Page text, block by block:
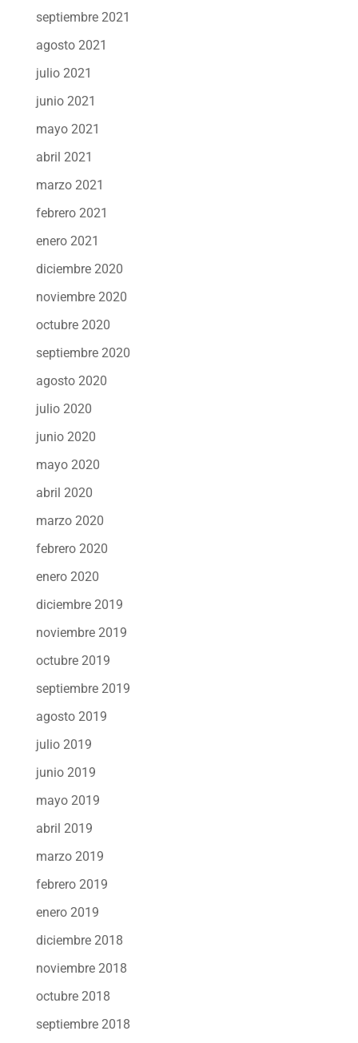
septiembre 2021
agosto 2021
julio 2021
junio 2021
mayo 2021
abril 2021
marzo 2021
febrero 2021
enero 2021
diciembre 2020
noviembre 2020
octubre 2020
septiembre 2020
agosto 2020
julio 2020
junio 2020
mayo 2020
abril 2020
marzo 2020
febrero 2020
enero 2020
diciembre 2019
noviembre 2019
octubre 2019
septiembre 2019
agosto 2019
julio 2019
junio 2019
mayo 2019
abril 2019
marzo 2019
febrero 2019
enero 2019
diciembre 2018
noviembre 2018
octubre 2018
septiembre 2018